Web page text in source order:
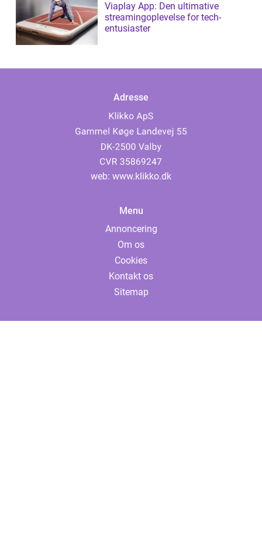
Viaplay App: Den ultimative
streamingoplevelse for tech-
entusiaster
Adresse
web: www.klikko.dk
Menu
Annoncering
Om os
Cookies
Kontakt os
Sitemap